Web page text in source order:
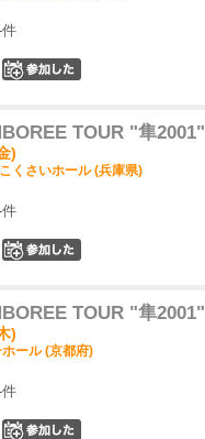
件
TOUR "隼2001"
)
くさいホール (兵庫県)
件
TOUR "隼2001"
)
ール (京都府)
件